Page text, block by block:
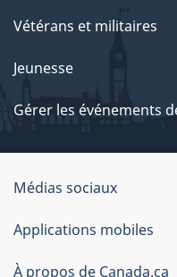
Vétérans et militaires
Jeunesse
Gérer les événements
Organisation
du
gouvernement
Médias sociaux
Applications mobiles
À propos de Canada.ca